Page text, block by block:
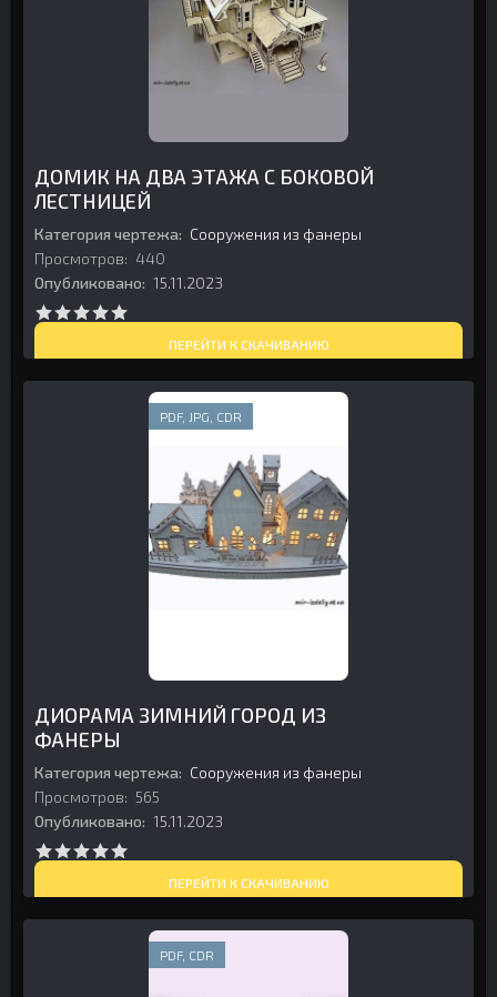
ДОМИК НА ДВА ЭТАЖА С БОКОВОЙ
ЛЕСТНИЦЕЙ
Категория чертежа: Сооружения из фанеры
Просмотров: 440
Опубликовано: 15.11.2023
ПЕРЕЙТИ К СКАЧИВАНИЮ
PDF, JPG, CDR
ДИОРАМА ЗИМНИЙ ГОРОД ИЗ
ФАНЕРЫ
Категория чертежа: Сооружения из фанеры
Просмотров: 565
Опубликовано: 15.11.2023
ПЕРЕЙТИ К СКАЧИВАНИЮ
PDF, CDR